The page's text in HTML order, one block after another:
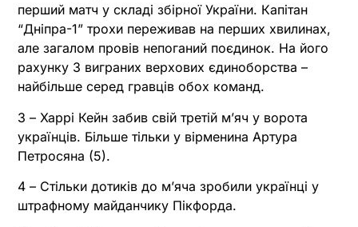
перший матч у складі збірної України. Капітан
“Дніпра-1” трохи переживав на перших хвилинах,
але загалом провів непоганий поєдинок. На його
рахунку 3 виграних верхових єдиноборства –
найбільше серед гравців обох команд.
3 – Харрі Кейн забив свій третій м’яч у ворота
українців. Більше тільки у вірменина Артура
Петросяна (5).
4 – Стільки дотиків до м’яча зробили українці у
штрафному майданчику Пікфорда.